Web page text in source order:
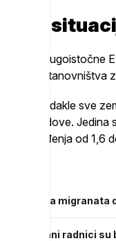
i
zemlje
starenje stanovništva
Srbiju, dakle sve
trendove.
stope rađenja od 1,6
radnika
Strani radnici